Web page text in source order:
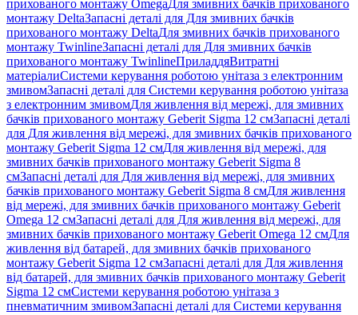
прихованого монтажу OmegaДля змивних бачків прихованого
монтажу DeltaЗапасні деталі для Для змивних бачків
прихованого монтажу DeltaДля змивних бачків прихованого
монтажу TwinlineЗапасні деталі для Для змивних бачків
прихованого монтажу TwinlineПриладдяВитратні
матеріалиСистеми керування роботою унітаза з електронним
змивомЗапасні деталі для Системи керування роботою унітаза
з електронним змивомДля живлення від мережі, для змивних
бачків прихованого монтажу Geberit Sigma 12 смЗапасні деталі
для Для живлення від мережі, для змивних бачків прихованого
монтажу Geberit Sigma 12 смДля живлення від мережі, для
змивних бачків прихованого монтажу Geberit Sigma 8
смЗапасні деталі для Для живлення від мережі, для змивних
бачків прихованого монтажу Geberit Sigma 8 смДля живлення
від мережі, для змивних бачків прихованого монтажу Geberit
Omega 12 смЗапасні деталі для Для живлення від мережі, для
змивних бачків прихованого монтажу Geberit Omega 12 смДля
живлення від батарей, для змивних бачків прихованого
монтажу Geberit Sigma 12 смЗапасні деталі для Для живлення
від батарей, для змивних бачків прихованого монтажу Geberit
Sigma 12 смСистеми керування роботою унітаза з
пневматичним змивомЗапасні деталі для Системи керування